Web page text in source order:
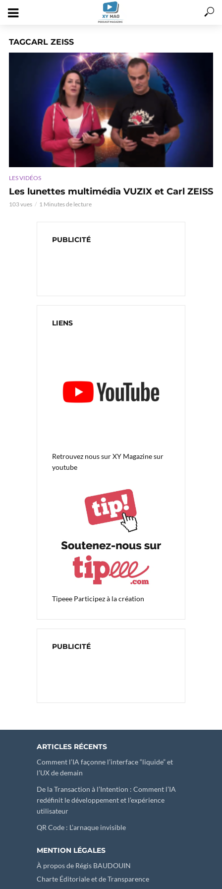
TAGCARL ZEISS
LES VIDÉOS
Les lunettes multimédia VUZIX et Carl ZEISS
103 vues 1 Minutes de lecture
PUBLICITÉ
LIENS
Retrouvez nous surXY Magazine sur
youtube
Tipeee Participez à la création
PUBLICITÉ
ARTICLES RÉCENTS
Comment l’IA façonne l’interface “liquide” et
l’UX de demain
De la Transaction à l’Intention : Comment l’IA
redéfinit le développement et l’expérience
utilisateur
QR Code : L’arnaque invisible
MENTION LÉGALES
À propos de Régis BAUDOUIN
Charte Éditoriale et de Transparence